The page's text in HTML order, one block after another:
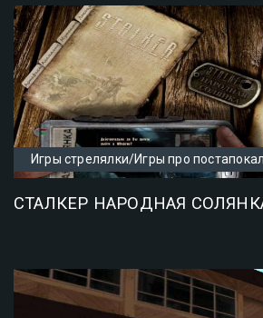
СТАЛКЕР НАРОДНАЯ